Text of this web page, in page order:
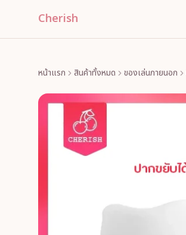
Cherish
หน้าแรก สินค้าทั้งหมด ของเล่นภายนอก